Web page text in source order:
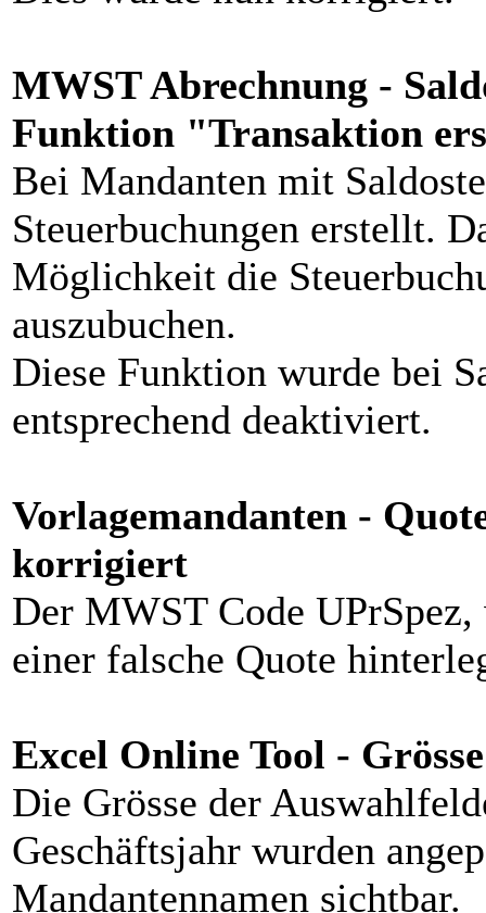
MWST Abrechnung -
Funktion "Transaktion
Bei Mandanten mit
Steuerbuchungen erstellt.
Möglichkeit die
auszubuchen.
Diese Funktion wurde bei
entsprechend deaktiviert.
Vorlagemandanten -
korrigiert
Der MWST Code
einer falsche Quote
Excel Online Tool -
Die Grösse der
Geschäftsjahr wurden
Mandantennamen sichtbar.